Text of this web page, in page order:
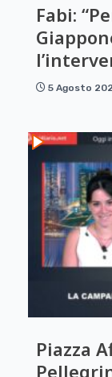
Fabi:
5 Agosto
Piazza